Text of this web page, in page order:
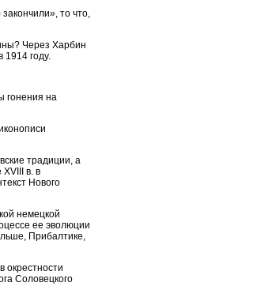
то что,
Через Харбин
1914 году.
гонения на
традиции, а
в. в
Нового
немецкой
ее эволюции
Прибалтике,
окрестности
Соловецкого